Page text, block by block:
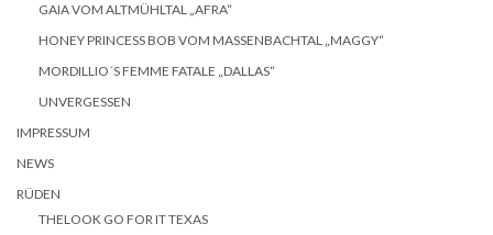
GAIA VOM ALTMÜHLTAL „AFRA“
HONEY PRINCESS BOB VOM MASSENBACHTAL „MAGGY“
MORDILLIO´S FEMME FATALE „DALLAS“
UNVERGESSEN
IMPRESSUM
NEWS
RÜDEN
THELOOK GO FOR IT TEXAS